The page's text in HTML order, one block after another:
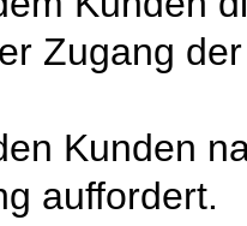
Zugang
Kunden
auffordert.